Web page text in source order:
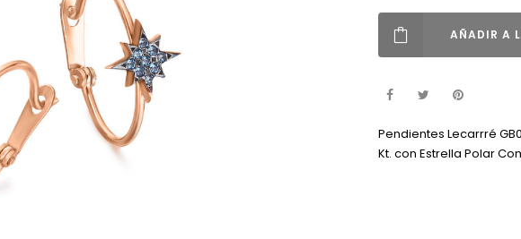
AÑADIR A
Pendientes Lecarrré
Kt. con Estrella Polar